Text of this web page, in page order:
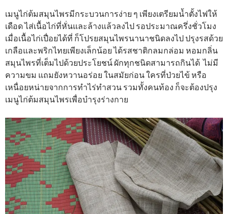
เมนูไก่ต้มสมุนไพรมีกระบวนการง่าย ๆ เพียงเตรียมน้ำตั้งไฟให้
เดือด ไส่เนื้อไก่ที่หั่นและล้างแล้วลงไป รอประมาณครึ่งชั่วโมง
เมื่อเนื้อไก่เปื่อยได้ที่ ก็โปรยสมุนไพรนานาชนิดลงไป ปรุงรสด้วย
เกลือและพริกไทยเพียงเล็กน้อย ได้รสชาติกลมกล่อม หอมกลิ่น
สมุนไพรที่เต็มไปด้วยประโยชน์ ผักทุกชนิดสามารถกินได้ ไม่มี
ความขม แถมยังหวานอร่อย ในสมัยก่อน ใครที่ป่วยไข้ หรือ
เหนื่อยหน่ายจากการทำไร่ทำสวน รวมทั้งคนท้อง ก็จะต้องปรุง
เมนูไก่ต้มสมุนไพรเพื่อบำรุงร่างกาย